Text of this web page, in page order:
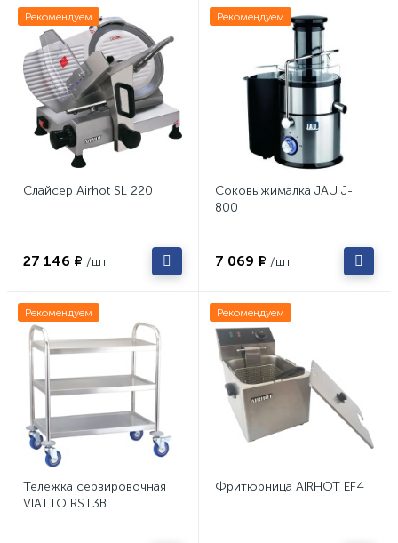
Рекомендуем
Слайсер Airhot SL 220
27 146 ₽ /шт
Рекомендуем
Соковыжималка JAU J-
800
7 069 ₽ /шт
Рекомендуем
Тележка сервировочная
VIATTO RST3B
Рекомендуем
Фритюрница AIRHOT EF4